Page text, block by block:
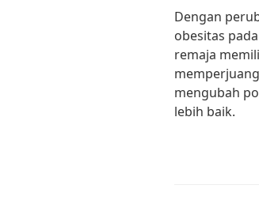
Dengan
obesitas
remaja
mengubah
lebih baik.